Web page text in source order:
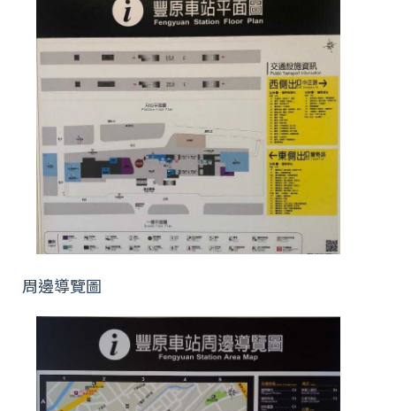
周邊導覽圖